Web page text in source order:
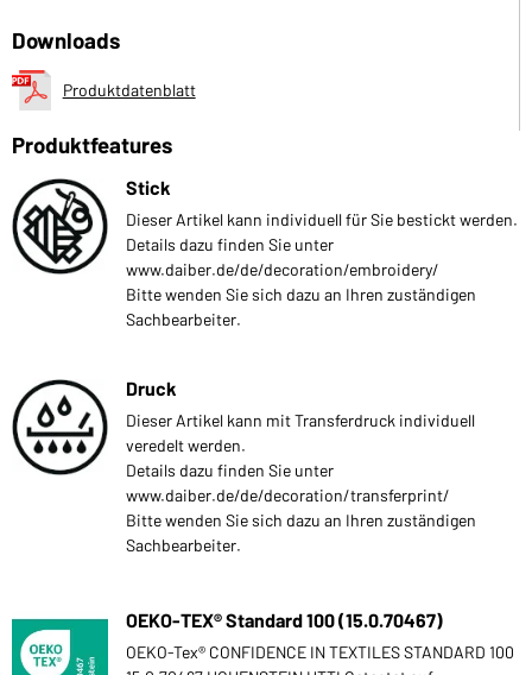
Downloads
Produktdatenblatt
Produktfeatures
Stick
Dieser Artikel kann individuell für Sie bestickt werden.
Details dazu finden Sie unter
www.daiber.de/de/decoration/embroidery/
Bitte wenden Sie sich dazu an Ihren zuständigen
Sachbearbeiter.
Druck
Dieser Artikel kann mit Transferdruck individuell
veredelt werden.
Details dazu finden Sie unter
www.daiber.de/de/decoration/transferprint/
Bitte wenden Sie sich dazu an Ihren zuständigen
Sachbearbeiter.
OEKO-TEX® Standard 100 (15.0.70467)
OEKO-Tex® CONFIDENCE IN TEXTILES STANDARD 100